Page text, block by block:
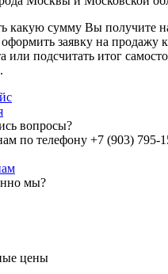
какую сумму Вы получите
заявку на продажу
или подсчитать итог
вопросы?
по телефону +7 (903) 795-
мы?
цены